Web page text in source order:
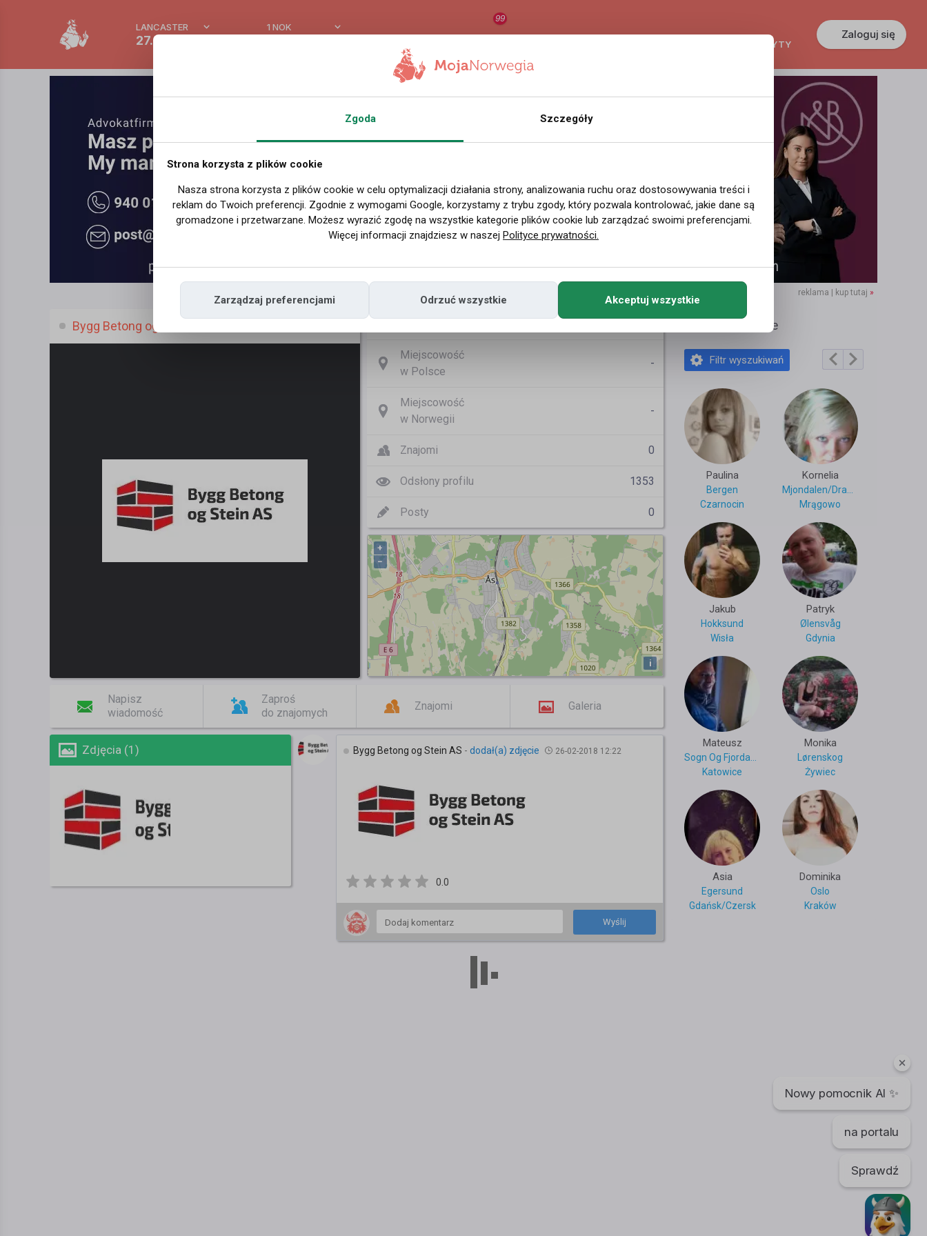
Nowy pomocnik AI ✨
na portalu
Sprawdź
LANCASTER
27.9 °C
1 NOK
99
KREDYTY
Zaloguj się
reklama | kup tutaj »
Bygg Betong og Stein AS
Miejscowość
w Polsce
-
Miejscowość
w Norwegii
-
Znajomi 0
Odsłony profilu 1353
Posty 0
+
−
i
Napisz
wiadomość
Zaproś
do znajomych
Znajomi Galeria
Zdjęcia (1) Bygg Betong og Stein AS - dodał(a) zdjęcie 26-02-2018 12:22
0.0
Wyślij
Polecane profile
Filtr wyszukiwań
Paulina
Bergen
Czarnocin
Kornelia
Mrągowo
Jakub
Hokksund
Wisła
Patryk
Ølensvåg
Gdynia
Mateusz
Katowice
Monika
Lørenskog
Żywiec
Asia
Egersund
Gdańsk/Czersk
Dominika
Oslo
Kraków
Zgoda Szczegóły
Strona korzysta z plików cookie
Nasza strona korzysta z plików cookie w celu optymalizacji działania strony, analizowania ruchu oraz dostosowywania treści i
reklam do Twoich preferencji. Zgodnie z wymogami Google, korzystamy z trybu zgody, który pozwala kontrolować, jakie dane są
gromadzone i przetwarzane. Możesz wyrazić zgodę na wszystkie kategorie plików cookie lub zarządzać swoimi preferencjami.
Więcej informacji znajdziesz w naszej Polityce prywatności.
Zarządzaj preferencjami Odrzuć wszystkie Akceptuj wszystkie